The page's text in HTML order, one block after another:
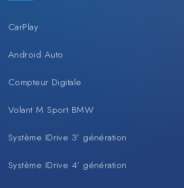
CarPlay
Android Auto
Compteur Digitale
Volant M Sport BMW
Système IDrive 3’ génération
Système IDrive 4’ génération